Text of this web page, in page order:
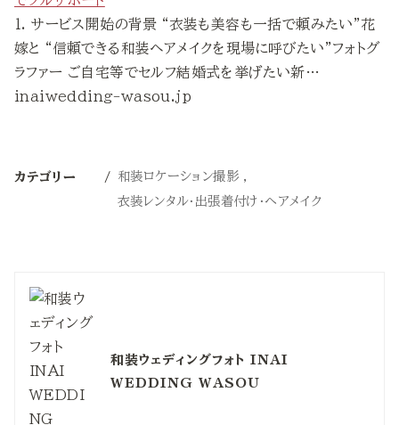
1. サービス開始の背景 “衣装も美容も一括で頼みたい”花
嫁と “信頼できる和装ヘアメイクを現場に呼びたい”フォトグ
ラファー ご自宅等でセルフ結婚式を挙げたい新…
inaiwedding-wasou.jp
カテゴリー
和装ロケーション撮影
衣装レンタル・出張着付け・ヘアメイク
和装ウェディングフォト INAI
WEDDING WASOU